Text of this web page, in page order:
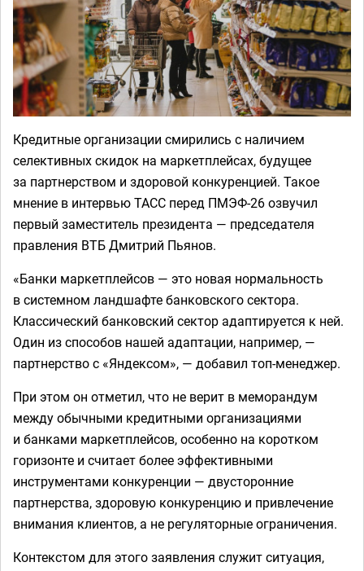
Кредитные организации смирились с наличием
селективных скидок на маркетплейсах, будущее
за партнерством и здоровой конкуренцией. Такое
мнение в интервью ТАСС перед ПМЭФ-26 озвучил
первый заместитель президента — председателя
правления ВТБ Дмитрий Пьянов.
«Банки маркетплейсов — это новая нормальность
в системном ландшафте банковского сектора.
Классический банковский сектор адаптируется к ней.
Один из способов нашей адаптации, например, —
партнерство с «Яндексом», — добавил топ-менеджер.
При этом он отметил, что не верит в меморандум
между обычными кредитными организациями
и банками маркетплейсов, особенно на коротком
горизонте и считает более эффективными
инструментами конкуренции — двусторонние
партнерства, здоровую конкуренцию и привлечение
внимания клиентов, а не регуляторные ограничения.
Контекстом для этого заявления служит ситуация,